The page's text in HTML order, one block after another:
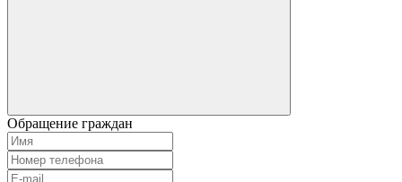
Обращение граждан